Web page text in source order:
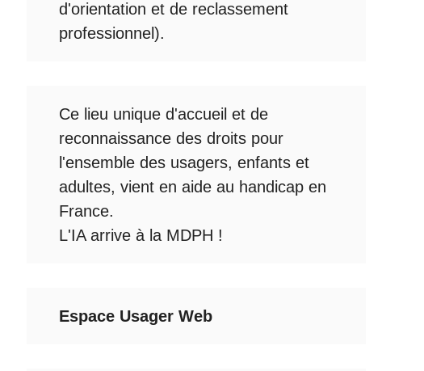
d'orientation et de reclassement
professionnel).
Ce lieu unique d'accueil et de
reconnaissance des droits pour
l'ensemble des usagers, enfants et
adultes, vient en aide au handicap en
France.
L'IA arrive à la MDPH !
Espace Usager Web